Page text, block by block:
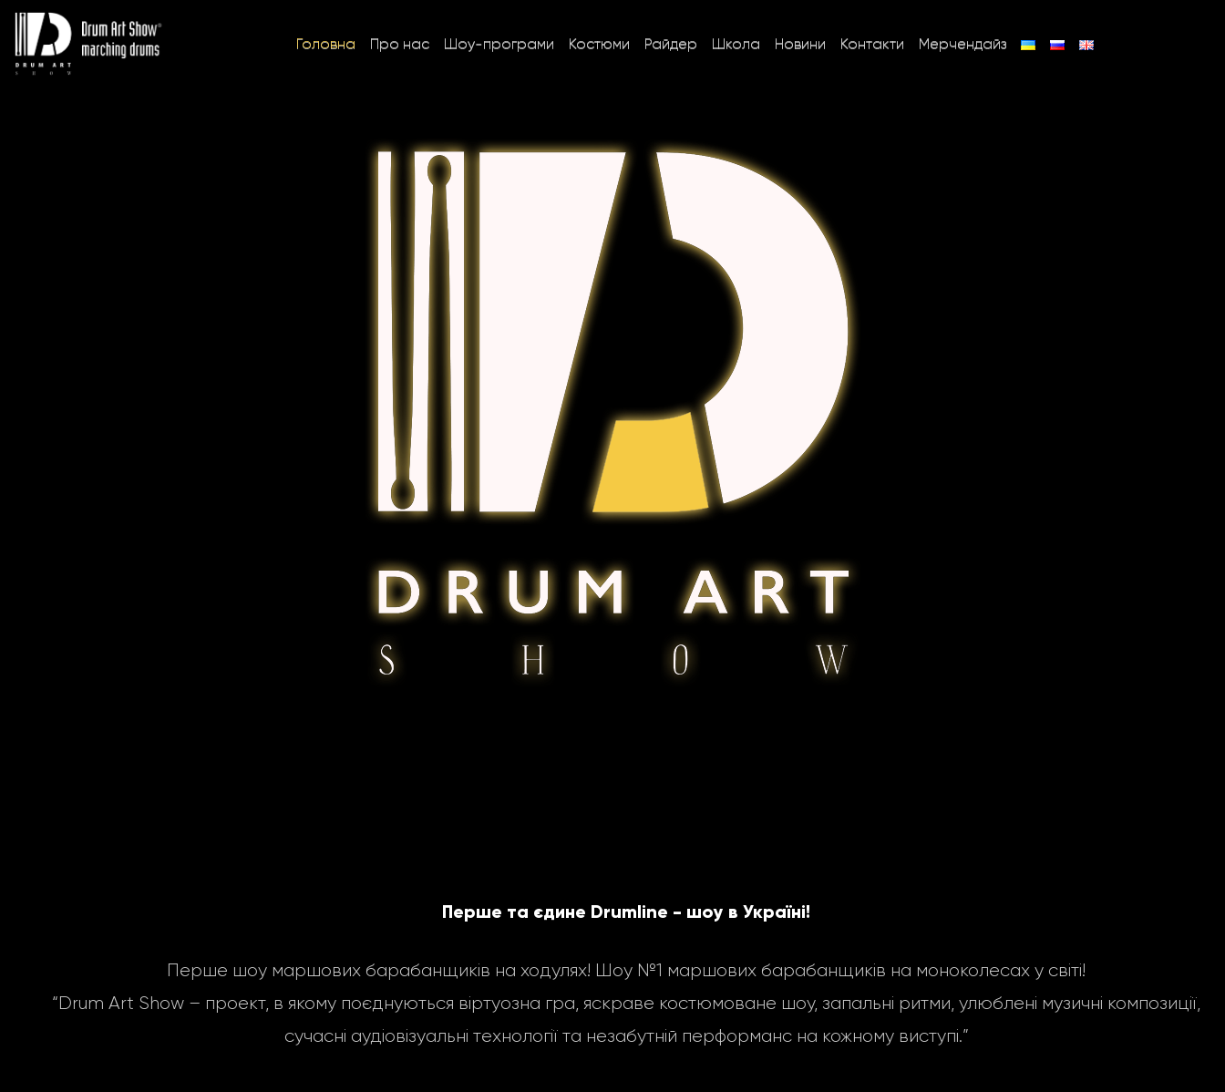
Головна Про нас Шоу-програми Костюми Райдер Школа Новини Контакти Мерчендайз
Перше та єдине Drumline - шоу в Україні!
Перше шоу маршових барабанщиків на ходулях! Шоу №1 маршових барабанщиків на моноколесах у світі!
“Drum Art Show – проект, в якому поєднуються віртуозна гра, яскраве костюмоване шоу, запальні ритми, улюблені музичні композиції,
сучасні аудіовізуальні технології та незабутній перформанс на кожному виступі.”